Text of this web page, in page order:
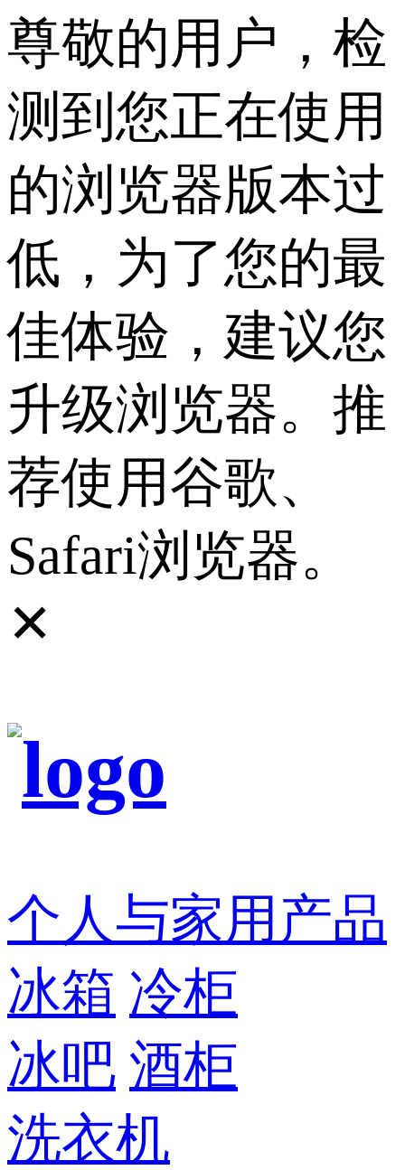
尊敬的用户，检
测到您正在使用
的浏览器版本过
低，为了您的最
佳体验，建议您
升级浏览器。推
荐使用谷歌、
Safari浏览器。
✕
个人与家用产品
冰箱 冷柜
冰吧 酒柜
洗衣机